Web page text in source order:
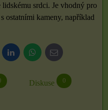
srdci. Je vhodný pro
ostatními kameny, například
LinkedInWhatsApp
E-
mail
Diskuse 0